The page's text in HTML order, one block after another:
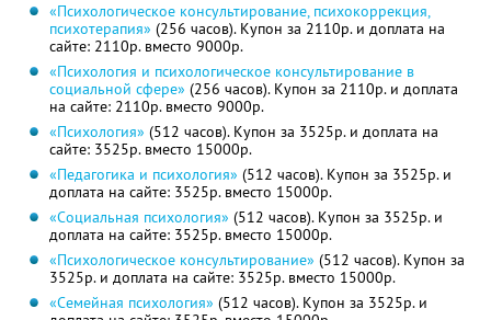
«Психологическое консультирование, психокоррекция,
психотерапия» (256 часов). Купон за 2110р. и доплата на
сайте: 2110р. вместо 9000р.
«Психология и психологическое консультирование в
социальной сфере» (256 часов). Купон за 2110р. и доплата
на сайте: 2110р. вместо 9000р.
«Психология» (512 часов). Купон за 3525р. и доплата на
сайте: 3525р. вместо 15000р.
«Педагогика и психология» (512 часов). Купон за 3525р. и
доплата на сайте: 3525р. вместо 15000р.
«Социальная психология» (512 часов). Купон за 3525р. и
доплата на сайте: 3525р. вместо 15000р.
«Психологическое консультирование» (512 часов). Купон за
3525р. и доплата на сайте: 3525р. вместо 15000р.
«Семейная психология» (512 часов). Купон за 3525р. и